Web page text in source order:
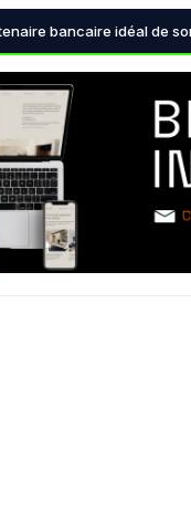
de référencement
bancaire idéal de
centrales
désinformation devient
devenue indispensable